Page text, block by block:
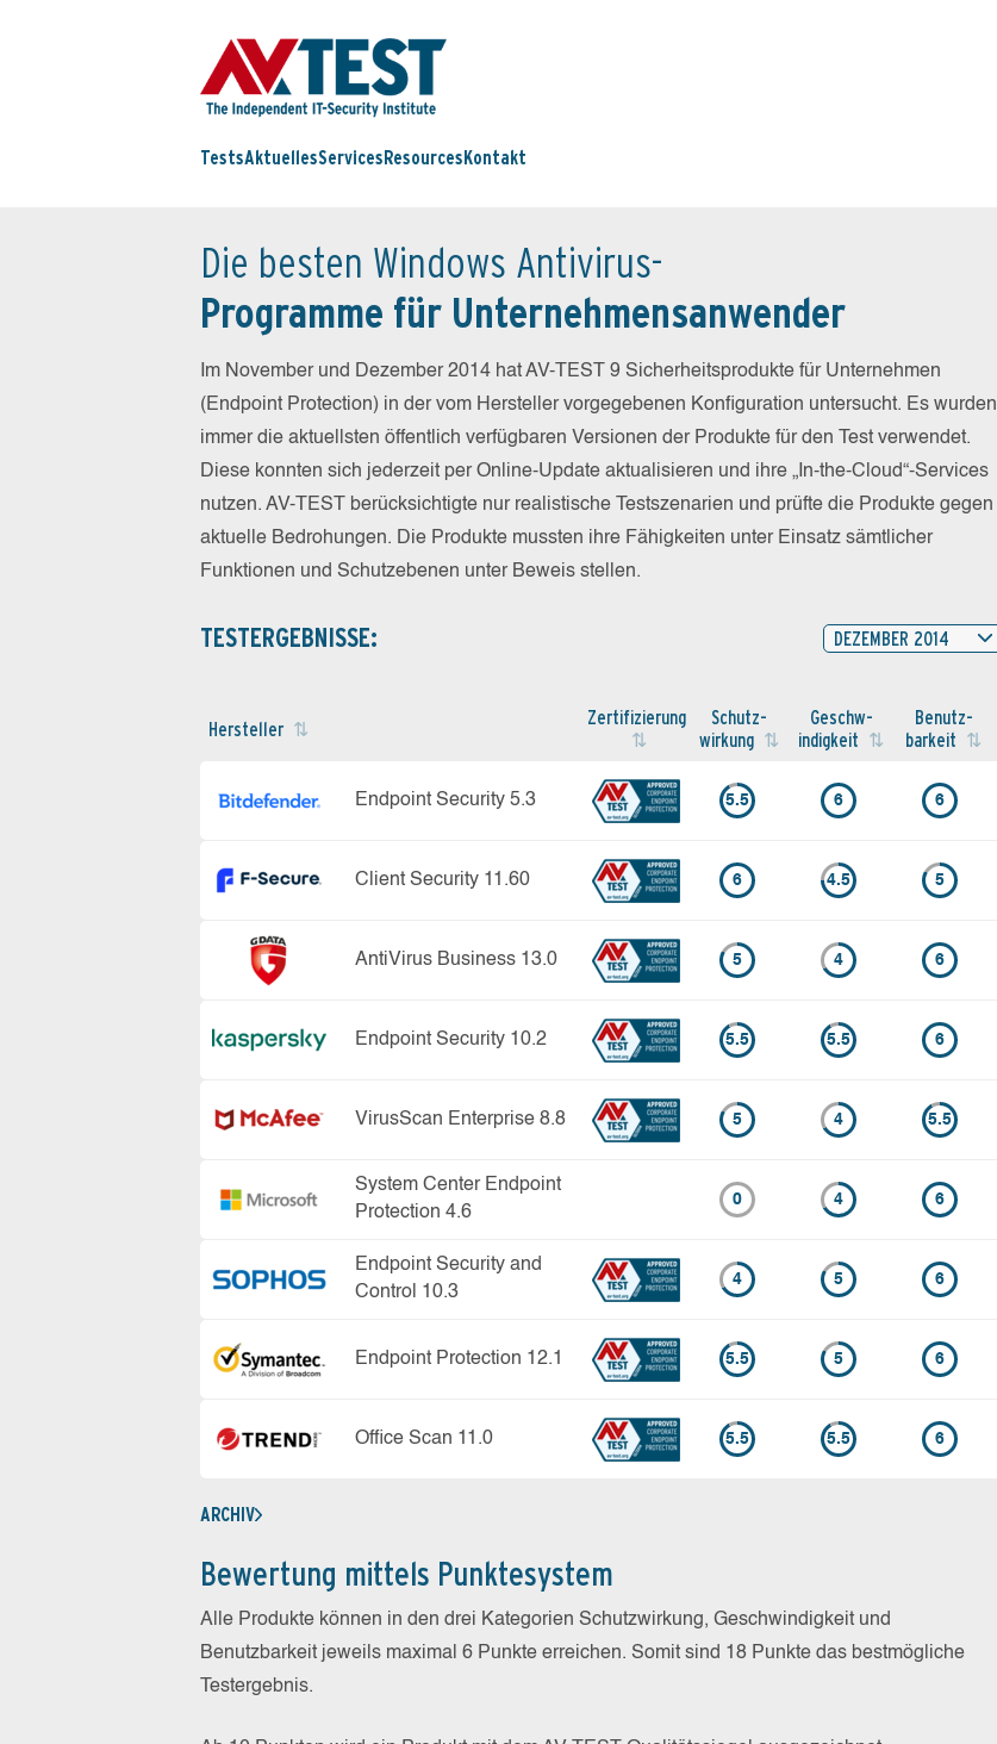
TestsAktuellesServices Resources Kontakt
Die besten Windows Antivirus-
Programme für Unternehmensanwender
Im November und Dezember 2014 hat AV-TEST 9 Sicherheitsprodukte für Unternehmen
(Endpoint Protection) in der vom Hersteller vorgegebenen Konfiguration untersucht. Es wurden
immer die aktuellsten öffentlich verfügbaren Versionen der Produkte für den Test verwendet.
Diese konnten sich jederzeit per Online-Update aktualisieren und ihre „In-the-Cloud“-Services
nutzen. AV-TEST berücksichtigte nur realistische Testszenarien und prüfte die Produkte gegen
aktuelle Bedrohungen. Die Produkte mussten ihre Fähigkeiten unter Einsatz sämtlicher
Funktionen und Schutzebenen unter Beweis stellen.
TESTERGEBNISSE: DEZEMBER 2014
Hersteller Zertifi­zierung
Schutz­
wirkung
Geschw­
indigkeit
Benutz­
barkeit
Endpoint Security 5.3 5.5 6 6
Client Security 11.60 6 4.5 5
AntiVirus Business 13.0 5 4 6
Endpoint Security 10.2 5.5 5.5 6
VirusScan Enterprise 8.8 5 4 5.5
System Center Endpoint
Protection 4.6
0 4 6
Endpoint Security and
Control 10.3
4 5 6
Endpoint Protection 12.1 5.5 5 6
Office Scan 11.0 5.5 5.5 6
ARCHIV
Bewertung mittels Punktesystem
Alle Produkte können in den drei Kategorien Schutzwirkung, Geschwindigkeit und
Benutzbarkeit jeweils maximal 6 Punkte erreichen. Somit sind 18 Punkte das bestmögliche
Testergebnis.